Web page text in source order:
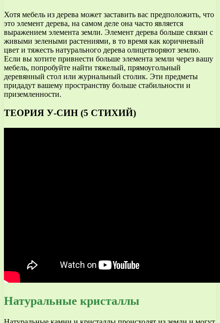
Хотя мебель из дерева может заставить вас предположить, что
это элемент дерева, на самом деле она часто является
выражением элемента земли. Элемент дерева больше связан с
живыми зелеными растениями, в то время как коричневый
цвет и тяжесть натурального дерева олицетворяют землю.
Если вы хотите привнести больше элемента земли через вашу
мебель, попробуйте найти тяжелый, прямоугольный
деревянный стол или журнальный столик. Эти предметы
придадут вашему пространству больше стабильности и
приземленности.
ТЕОРИЯ У-СИН (5 СТИХИЙ)
Натуральные кристаллы